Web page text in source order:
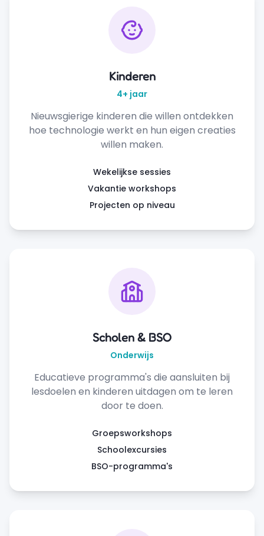
Kinderen
4+ jaar
Nieuwsgierige kinderen die willen ontdekken
hoe technologie werkt en hun eigen creaties
willen maken.
Wekelijkse sessies
Vakantie workshops
Projecten op niveau
Scholen & BSO
Onderwijs
Educatieve programma's die aansluiten bij
lesdoelen en kinderen uitdagen om te leren
door te doen.
Groepsworkshops
Schoolexcursies
BSO-programma's